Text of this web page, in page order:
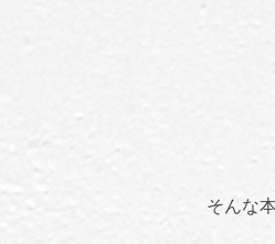
そんな